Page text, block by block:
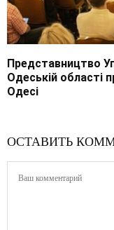
Представництво
Одеській області
Одесі
ОСТАВИТЬ